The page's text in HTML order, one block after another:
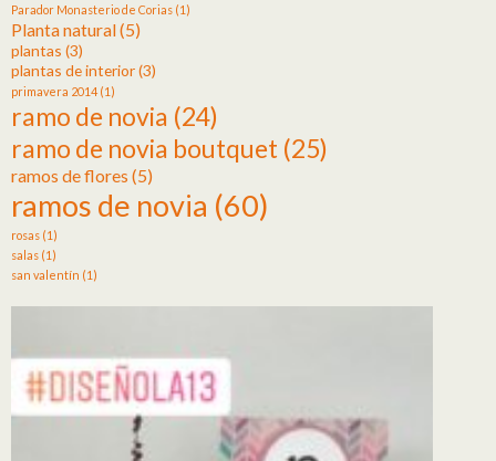
Parador Monasterio de Corias (1)
Planta natural(5)
plantas (3)
plantas de interior(3)
primavera 2014(1)
ramo de novia (24)
ramo de novia boutquet (25)
ramos de flores (5)
ramos de novia (60)
rosas (1)
salas (1)
san valentín (1)